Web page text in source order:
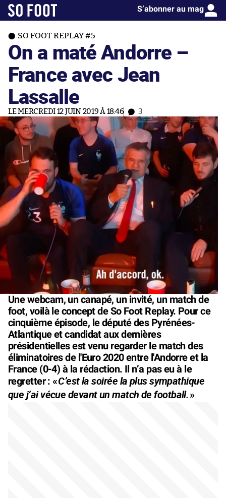
S’abonner au mag
SO FOOT REPLAY #5
On a maté Andorre –
France avec Jean
Lassalle
LE MERCREDI 12 JUIN 2019 À 18:46 3
Une webcam, un canapé, un invité, un match de
foot, voilà le concept de So Foot Replay. Pour ce
cinquième épisode, le député des Pyrénées-
Atlantique et candidat aux dernières
présidentielles est venu regarder le match des
éliminatoires de l'Euro 2020 entre l'Andorre et la
France (0-4) à la rédaction. Il n’a pas eu à le
regretter : «C’est la soirée la plus sympathique
que j’ai vécue devant un match de football.»